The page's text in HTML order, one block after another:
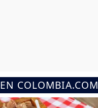
COLOMBIA.COM